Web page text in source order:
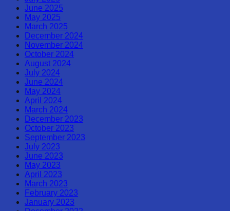
June 2025
May 2025
March 2025
December 2024
November 2024
October 2024
August 2024
July 2024
June 2024
May 2024
April 2024
March 2024
December 2023
October 2023
September 2023
July 2023
June 2023
May 2023
April 2023
March 2023
February 2023
January 2023